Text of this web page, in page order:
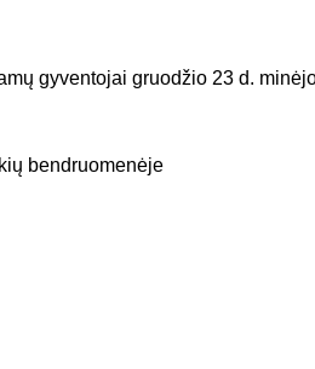
gyventojai gruodžio 23 d.
bendruomenėje